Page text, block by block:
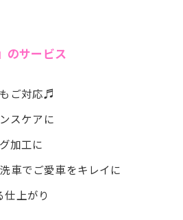
のサービス
ご対応♬
スケアに
加工に
車でご愛車をキレイに
上がり